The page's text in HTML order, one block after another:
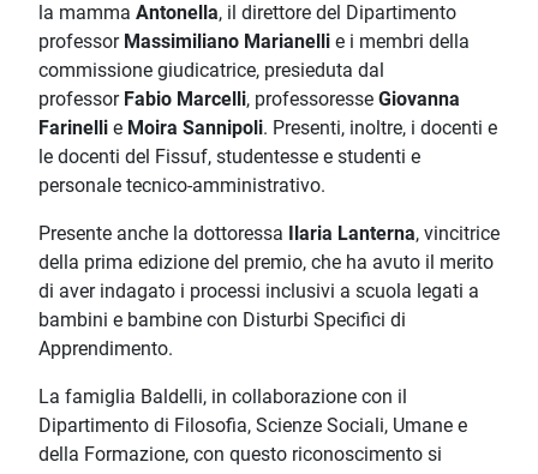
la mamma Antonella, il direttore del Dipartimento
professor Massimiliano Marianelli e i membri della
commissione giudicatrice, presieduta dal
professor Fabio Marcelli, professoresse Giovanna
Farinelli e Moira Sannipoli. Presenti, inoltre, i docenti e
le docenti del Fissuf, studentesse e studenti e
personale tecnico-amministrativo.
Presente anche la dottoressa Ilaria Lanterna, vincitrice
della prima edizione del premio, che ha avuto il merito
di aver indagato i processi inclusivi a scuola legati a
bambini e bambine con Disturbi Specifici di
Apprendimento.
La famiglia Baldelli, in collaborazione con il
Dipartimento di Filosofia, Scienze Sociali, Umane e
della Formazione, con questo riconoscimento si